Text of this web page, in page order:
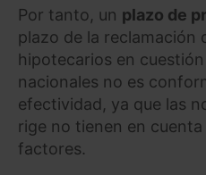
Por tanto, un plazo de
plazo de la reclamación
hipotecarios en
nacionales no es
efectividad, ya que las
rige no tienen en
factores.